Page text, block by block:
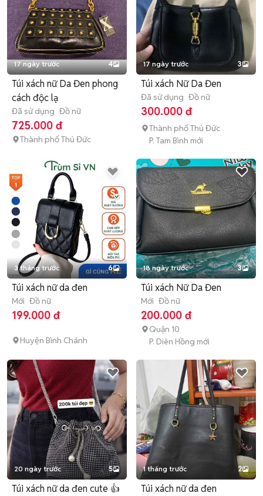
17 ngày trước 4
Túi xách nữ Da Đen phong
cách độc lạ
Đã sử dụng Đồ nữ
725.000 đ
Thành phố Thủ Đức
17 ngày trước 3
Túi xách Nữ Da Đen
Đã sử dụng Đồ nữ
300.000 đ
Thành phố Thủ Đức
P. Tam Bình mới
3 tháng trước 6
Túi xách nữ da đen
Mới Đồ nữ
199.000 đ
Huyện Bình Chánh
18 ngày trước 3
Túi xách Nữ Da Đen
Mới Đồ nữ
200.000 đ
Quận 10
P. Diên Hồng mới
20 ngày trước 5
Túi xách nữ da đen cute 👍
1 tháng trước 2
Túi xách nữ da đen